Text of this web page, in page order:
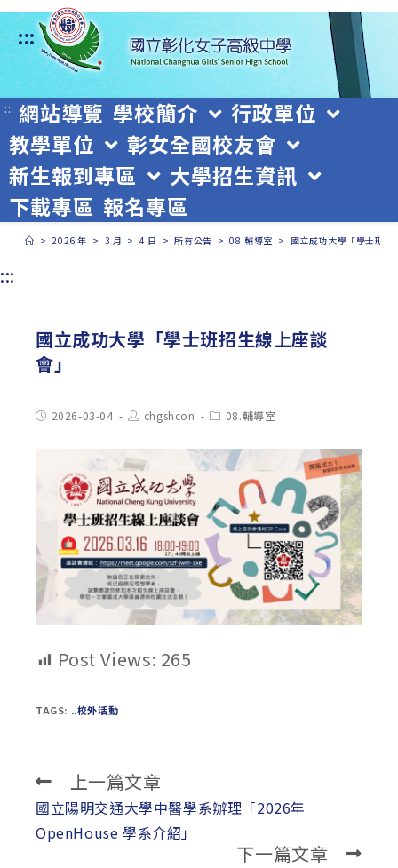
跳
轉
至
主
要
內
容
:::
::: 網站導覽 學校簡介
行政單位
教學單位
彰女全國校友會
新生報到專區
大學招生資訊
下載專區 報名專區
> 2026 年 > 3 月 > 4 日 > 所有公告 > 08.輔導室 > 國立成功大學「學士班招
:::
國立成功大學「學士班招生線上座談
會」
Post2026-03-04
Post
author:
chgshcon
Post08.輔導室
Post Views: 265
TAGS: ..校外活動
Read
more
articles
上一篇文章
國立陽明交通大學中醫學系辦理「2026年
OpenHouse 學系介紹」
下一篇文章